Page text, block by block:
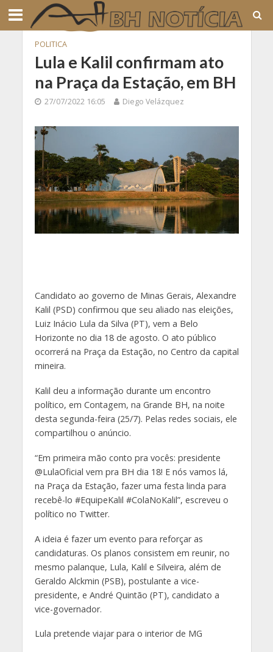
POLITICA
Lula e Kalil confirmam ato
na Praça da Estação, em BH
27/07/2022 16:05 Diego Velázquez
Candidato ao governo de Minas Gerais, Alexandre
Kalil (PSD) confirmou que seu aliado nas eleições,
Luiz Inácio Lula da Silva (PT), vem a Belo
Horizonte no dia 18 de agosto. O ato público
ocorrerá na Praça da Estação, no Centro da capital
mineira.
Kalil deu a informação durante um encontro
político, em Contagem, na Grande BH, na noite
desta segunda-feira (25/7). Pelas redes sociais, ele
compartilhou o anúncio.
“Em primeira mão conto pra vocês: presidente
@LulaOficial vem pra BH dia 18! E nós vamos lá,
na Praça da Estação, fazer uma festa linda para
recebê-lo #EquipeKalil #ColaNoKalil”, escreveu o
político no Twitter.
A ideia é fazer um evento para reforçar as
candidaturas. Os planos consistem em reunir, no
mesmo palanque, Lula, Kalil e Silveira, além de
Geraldo Alckmin (PSB), postulante a vice-
presidente, e André Quintão (PT), candidato a
vice-governador.
Lula pretende viajar para o interior de MG